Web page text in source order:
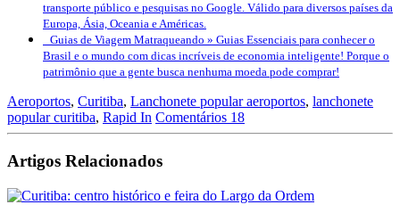
transporte público e pesquisas no Google. Válido para diversos países da
Europa, Ásia, Oceania e Américas.
Guias de Viagem Matraqueando » Guias Essenciais para conhecer o
Brasil e o mundo com dicas incríveis de economia inteligente! Porque o
patrimônio que a gente busca nenhuma moeda pode comprar!
Aeroportos, Curitiba, Lanchonete popular aeroportos, lanchonete
popular curitiba, Rapid In Comentários 18
Artigos Relacionados